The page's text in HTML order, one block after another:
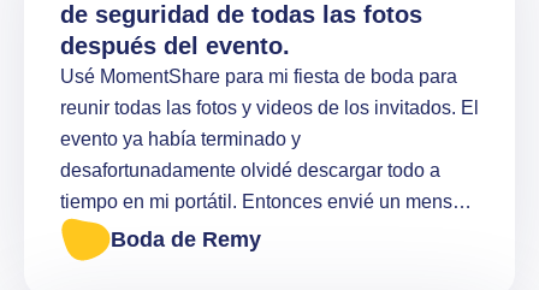
de seguridad de todas las fotos
después del evento.
Usé MomentShare para mi fiesta de boda para
reunir todas las fotos y videos de los invitados. El
evento ya había terminado y
desafortunadamente olvidé descargar todo a
tiempo en mi portátil. Entonces envié un mensaje
al soporte para preguntar si aún era posible
hacer algo. ¡Afortunadamente todavía tenían un
Boda de Remy